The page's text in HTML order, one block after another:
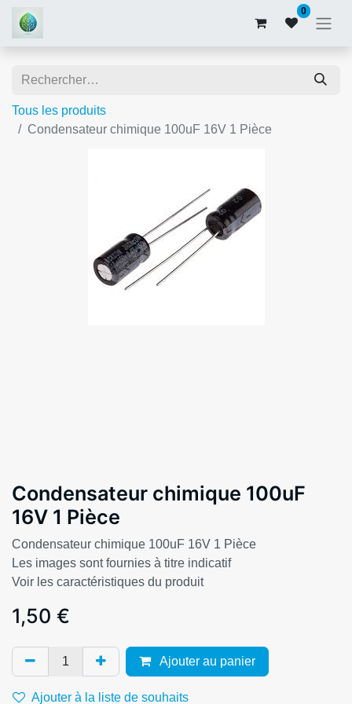
0
Tous les produits
Condensateur chimique 100uF 16V 1 Pièce
Condensateur chimique 100uF
16V 1 Pièce
Condensateur chimique 100uF 16V 1 Pièce
Les images sont fournies à titre indicatif
Voir les caractéristiques du produit
1,50 €
Ajouter au panier
Ajouter à la liste de souhaits